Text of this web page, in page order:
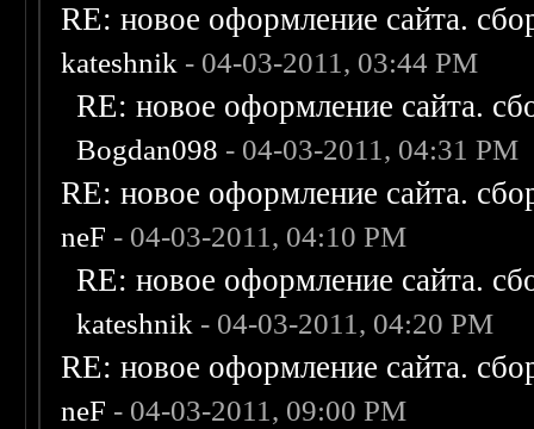
RE: новое оформление сайта.
kateshnik - 04-03-2011, 03:44 PM
RE: новое оформление сайта.
Bogdan098 - 04-03-2011, 04:31 PM
RE: новое оформление сайта.
neF - 04-03-2011, 04:10 PM
RE: новое оформление сайта.
kateshnik - 04-03-2011, 04:20 PM
RE: новое оформление сайта.
neF - 04-03-2011, 09:00 PM